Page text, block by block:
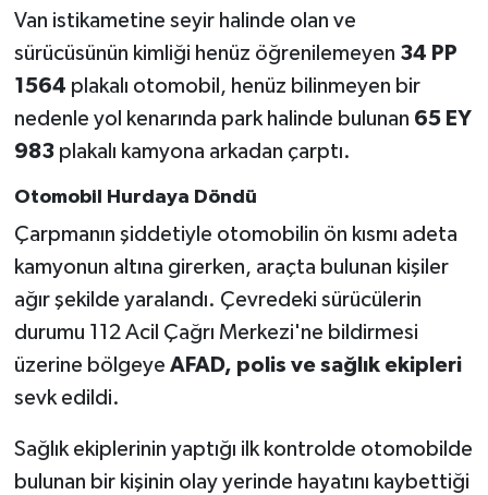
Van istikametine seyir halinde olan ve
sürücüsünün kimliği henüz öğrenilemeyen 34 PP
1564 plakalı otomobil, henüz bilinmeyen bir
nedenle yol kenarında park halinde bulunan 65 EY
983plakalı kamyona arkadan çarptı.
Otomobil Hurdaya Döndü
Çarpmanın şiddetiyle otomobilin ön kısmı adeta
kamyonun altına girerken, araçta bulunan kişiler
ağır şekilde yaralandı. Çevredeki sürücülerin
durumu 112 Acil Çağrı Merkezi'ne bildirmesi
üzerine bölgeye AFAD, polis ve sağlık ekipleri
sevk edildi.
Sağlık ekiplerinin yaptığı ilk kontrolde otomobilde
bulunan bir kişinin olay yerinde hayatını kaybettiği